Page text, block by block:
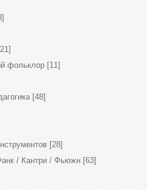
фольклор [11]
[48]
[28]
/ Кантри / Фьюжн [63]